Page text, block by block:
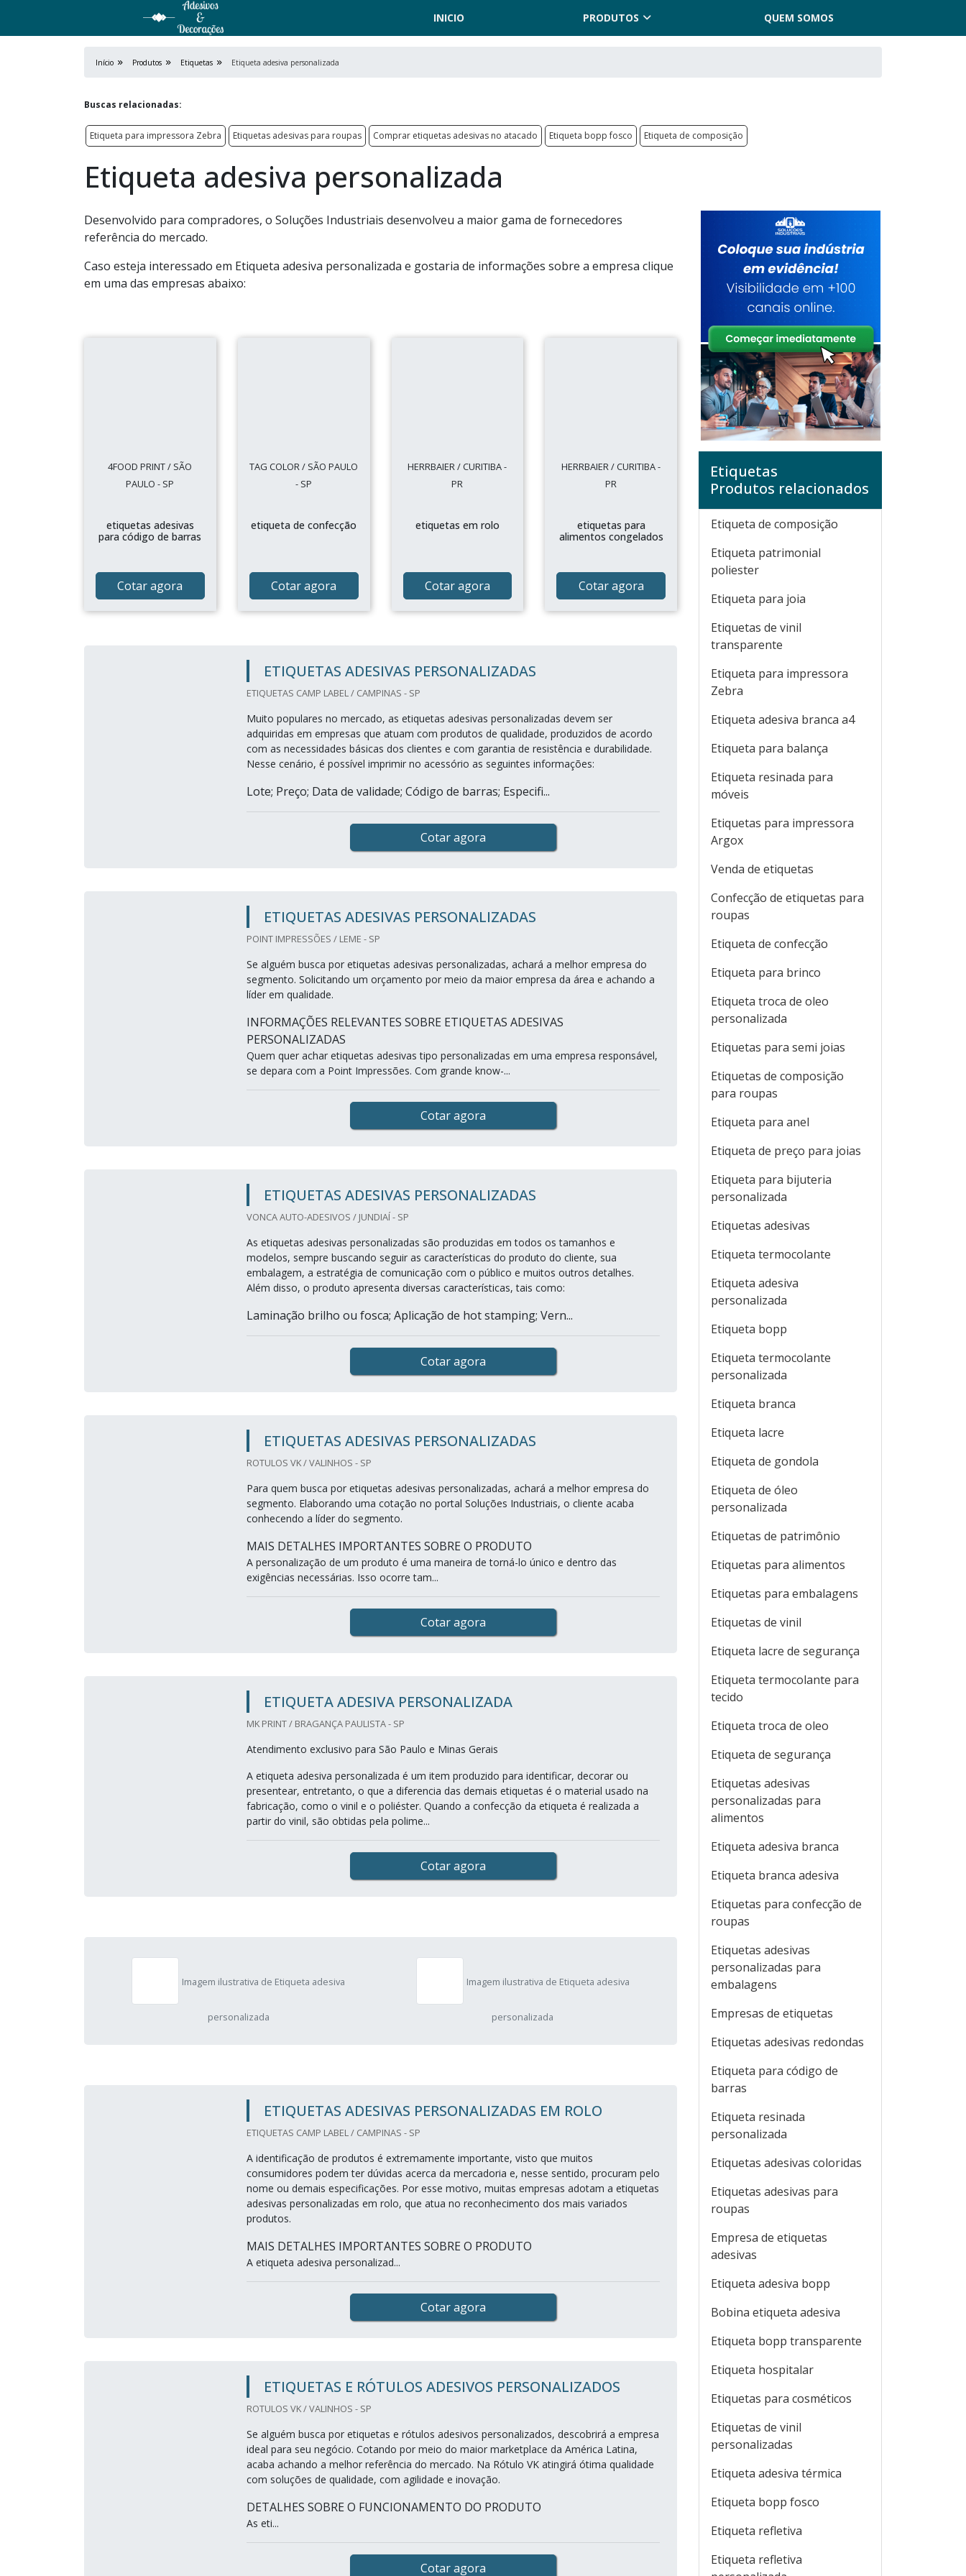
INICIO PRODUTOS QUEM SOMOS
Início Produtos Etiquetas Etiqueta adesiva personalizada
Buscas relacionadas:
Etiqueta para impressora Zebra Etiquetas adesivas para roupas Comprar etiquetas adesivas no atacado Etiqueta bopp fosco Etiqueta de composição
Etiqueta adesiva personalizada
Desenvolvido para compradores, o Soluções Industriais desenvolveu a maior gama de fornecedores
referência do mercado.
Caso esteja interessado em Etiqueta adesiva personalizada e gostaria de informações sobre a empresa clique
em uma das empresas abaixo:
4FOOD PRINT / SÃO
PAULO - SP
etiquetas adesivas
para código de barras
Cotar agora
TAG COLOR / SÃO PAULO
- SP
etiqueta de confecção
Cotar agora
HERRBAIER / CURITIBA -
PR
etiquetas em rolo
Cotar agora
HERRBAIER / CURITIBA -
PR
etiquetas para
alimentos congelados
Cotar agora
ETIQUETAS ADESIVAS PERSONALIZADAS
ETIQUETAS CAMP LABEL / CAMPINAS - SP
Muito populares no mercado, as etiquetas adesivas personalizadas devem ser
adquiridas em empresas que atuam com produtos de qualidade, produzidos de acordo
com as necessidades básicas dos clientes e com garantia de resistência e durabilidade.
Nesse cenário, é possível imprimir no acessório as seguintes informações:
Lote; Preço; Data de validade; Código de barras; Especifi...
Cotar agora
ETIQUETAS ADESIVAS PERSONALIZADAS
POINT IMPRESSÕES / LEME - SP
Se alguém busca por etiquetas adesivas personalizadas, achará a melhor empresa do
segmento. Solicitando um orçamento por meio da maior empresa da área e achando a
líder em qualidade.
INFORMAÇÕES RELEVANTES SOBRE ETIQUETAS ADESIVAS
PERSONALIZADAS
Quem quer achar etiquetas adesivas tipo personalizadas em uma empresa responsável,
se depara com a Point Impressões. Com grande know-...
Cotar agora
ETIQUETAS ADESIVAS PERSONALIZADAS
VONCA AUTO-ADESIVOS / JUNDIAÍ - SP
As etiquetas adesivas personalizadas são produzidas em todos os tamanhos e
modelos, sempre buscando seguir as características do produto do cliente, sua
embalagem, a estratégia de comunicação com o público e muitos outros detalhes.
Além disso, o produto apresenta diversas características, tais como:
Laminação brilho ou fosca; Aplicação de hot stamping; Vern...
Cotar agora
ETIQUETAS ADESIVAS PERSONALIZADAS
ROTULOS VK / VALINHOS - SP
Para quem busca por etiquetas adesivas personalizadas, achará a melhor empresa do
segmento. Elaborando uma cotação no portal Soluções Industriais, o cliente acaba
conhecendo a líder do segmento.
MAIS DETALHES IMPORTANTES SOBRE O PRODUTO
A personalização de um produto é uma maneira de torná-lo único e dentro das
exigências necessárias. Isso ocorre tam...
Cotar agora
ETIQUETA ADESIVA PERSONALIZADA
MK PRINT / BRAGANÇA PAULISTA - SP
Atendimento exclusivo para São Paulo e Minas Gerais
A etiqueta adesiva personalizada é um item produzido para identificar, decorar ou
presentear, entretanto, o que a diferencia das demais etiquetas é o material usado na
fabricação, como o vinil e o poliéster. Quando a confecção da etiqueta é realizada a
partir do vinil, são obtidas pela polime...
Cotar agora
Imagem ilustrativa de Etiqueta adesiva
personalizada
Imagem ilustrativa de Etiqueta adesiva
personalizada
ETIQUETAS ADESIVAS PERSONALIZADAS EM ROLO
ETIQUETAS CAMP LABEL / CAMPINAS - SP
A identificação de produtos é extremamente importante, visto que muitos
consumidores podem ter dúvidas acerca da mercadoria e, nesse sentido, procuram pelo
nome ou demais especificações. Por esse motivo, muitas empresas adotam a etiquetas
adesivas personalizadas em rolo, que atua no reconhecimento dos mais variados
produtos.
MAIS DETALHES IMPORTANTES SOBRE O PRODUTO
A etiqueta adesiva personalizad...
Cotar agora
ETIQUETAS E RÓTULOS ADESIVOS PERSONALIZADOS
ROTULOS VK / VALINHOS - SP
Se alguém busca por etiquetas e rótulos adesivos personalizados, descobrirá a empresa
ideal para seu negócio. Cotando por meio do maior marketplace da América Latina,
acaba achando a melhor referência do mercado. Na Rótulo VK atingirá ótima qualidade
com soluções de qualidade, com agilidade e inovação.
DETALHES SOBRE O FUNCIONAMENTO DO PRODUTO
As eti...
Cotar agora
Etiquetas
Produtos relacionados
Etiqueta de composição
Etiqueta patrimonial
poliester
Etiqueta para joia
Etiquetas de vinil
transparente
Etiqueta para impressora
Zebra
Etiqueta adesiva branca a4
Etiqueta para balança
Etiqueta resinada para
móveis
Etiquetas para impressora
Argox
Venda de etiquetas
Confecção de etiquetas para
roupas
Etiqueta de confecção
Etiqueta para brinco
Etiqueta troca de oleo
personalizada
Etiquetas para semi joias
Etiquetas de composição
para roupas
Etiqueta para anel
Etiqueta de preço para joias
Etiqueta para bijuteria
personalizada
Etiquetas adesivas
Etiqueta termocolante
Etiqueta adesiva
personalizada
Etiqueta bopp
Etiqueta termocolante
personalizada
Etiqueta branca
Etiqueta lacre
Etiqueta de gondola
Etiqueta de óleo
personalizada
Etiquetas de patrimônio
Etiquetas para alimentos
Etiquetas para embalagens
Etiquetas de vinil
Etiqueta lacre de segurança
Etiqueta termocolante para
tecido
Etiqueta troca de oleo
Etiqueta de segurança
Etiquetas adesivas
personalizadas para
alimentos
Etiqueta adesiva branca
Etiqueta branca adesiva
Etiquetas para confecção de
roupas
Etiquetas adesivas
personalizadas para
embalagens
Empresas de etiquetas
Etiquetas adesivas redondas
Etiqueta para código de
barras
Etiqueta resinada
personalizada
Etiquetas adesivas coloridas
Etiquetas adesivas para
roupas
Empresa de etiquetas
adesivas
Etiqueta adesiva bopp
Bobina etiqueta adesiva
Etiqueta bopp transparente
Etiqueta hospitalar
Etiquetas para cosméticos
Etiquetas de vinil
personalizadas
Etiqueta adesiva térmica
Etiqueta bopp fosco
Etiqueta refletiva
Etiqueta refletiva